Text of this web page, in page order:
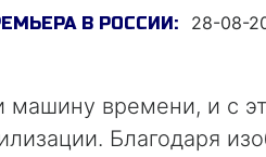
В РОССИИ: 28-08-
машину времени, и с
Благодаря